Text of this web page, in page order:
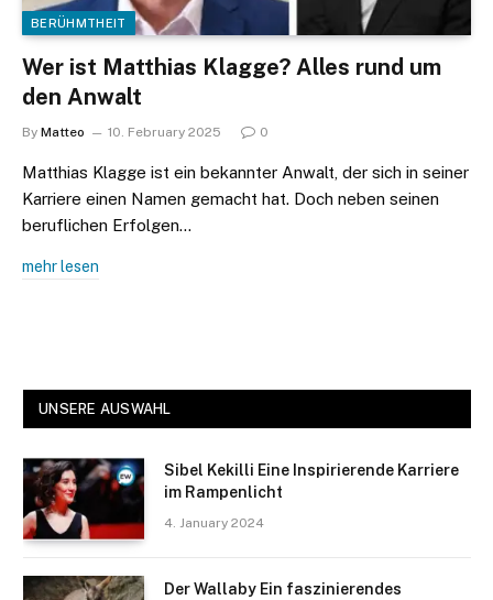
BERÜHMTHEIT
Wer ist Matthias Klagge? Alles rund um
den Anwalt
By Matteo 10. February 2025 0
Matthias Klagge ist ein bekannter Anwalt, der sich in seiner
Karriere einen Namen gemacht hat. Doch neben seinen
beruflichen Erfolgen…
mehr lesen
UNSERE AUSWAHL
Sibel Kekilli Eine Inspirierende Karriere
im Rampenlicht
4. January 2024
Der Wallaby Ein faszinierendes